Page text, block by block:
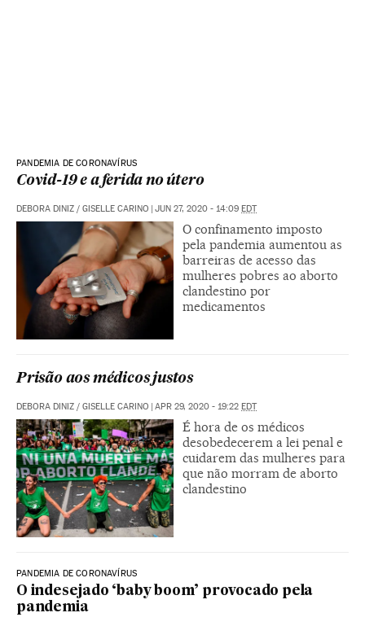
PANDEMIA DE CORONAVÍRUS
Covid-19 e a ferida no útero
DEBORA DINIZ / GISELLE CARINO | JUN 27, 2020 - 14:09 EDT
O confinamento imposto
pela pandemia aumentou as
barreiras de acesso das
mulheres pobres ao aborto
clandestino por
medicamentos
Prisão aos médicos justos
DEBORA DINIZ / GISELLE CARINO | APR 29, 2020 - 19:22 EDT
É hora de os médicos
desobedecerem a lei penal e
cuidarem das mulheres para
que não morram de aborto
clandestino
PANDEMIA DE CORONAVÍRUS
O indesejado ‘baby boom’ provocado pela
pandemia